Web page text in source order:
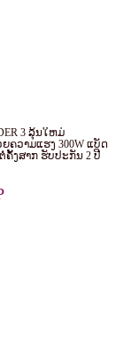
3 ລຸ້ນໃຫມ່
ຄວາມແຮງ 300W ແບັດ
ຄັ້ງສາກ ຮັບປະກັນ 2 ປີ